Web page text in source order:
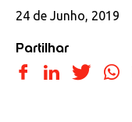
24 de Junho, 2019
Partilhar